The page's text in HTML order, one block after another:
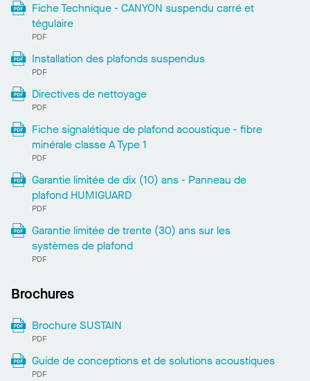
Fiche Technique - CANYON suspendu carré et
tégulaire
PDF
Installation des plafonds suspendus
PDF
Directives de nettoyage
PDF
Fiche signalétique de plafond acoustique - fibre
minérale classe A Type 1
PDF
Garantie limitée de dix (10) ans - Panneau de
plafond HUMIGUARD
PDF
Garantie limitée de trente (30) ans sur les
systèmes de plafond
PDF
Brochures
Brochure SUSTAIN
PDF
Guide de conceptions et de solutions acoustiques
PDF